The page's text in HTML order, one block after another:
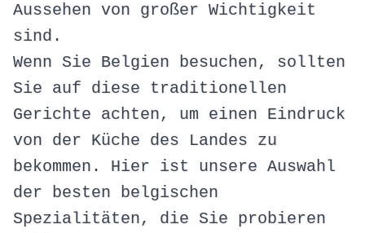
Aussehen von großer Wichtigkeit
sind.
Wenn Sie Belgien besuchen, sollten
Sie auf diese traditionellen
Gerichte achten, um einen Eindruck
von der Küche des Landes zu
bekommen. Hier ist unsere Auswahl
der besten belgischen
Spezialitäten, die Sie probieren